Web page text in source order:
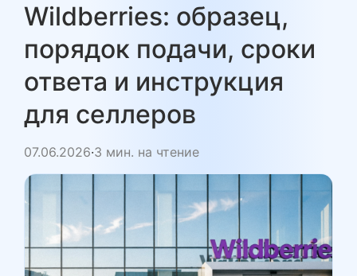
Wildberries: образец,
порядок подачи, сроки
ответа и инструкция
для селлеров
07.06.2026·3 мин. на чтение